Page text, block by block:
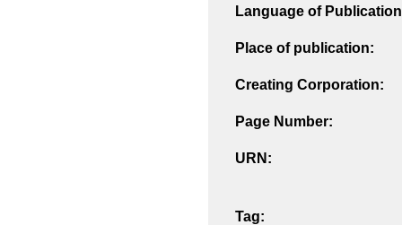
Language of
Place of publication:
Creating Corporation:
Page Number:
URN:
Tag: